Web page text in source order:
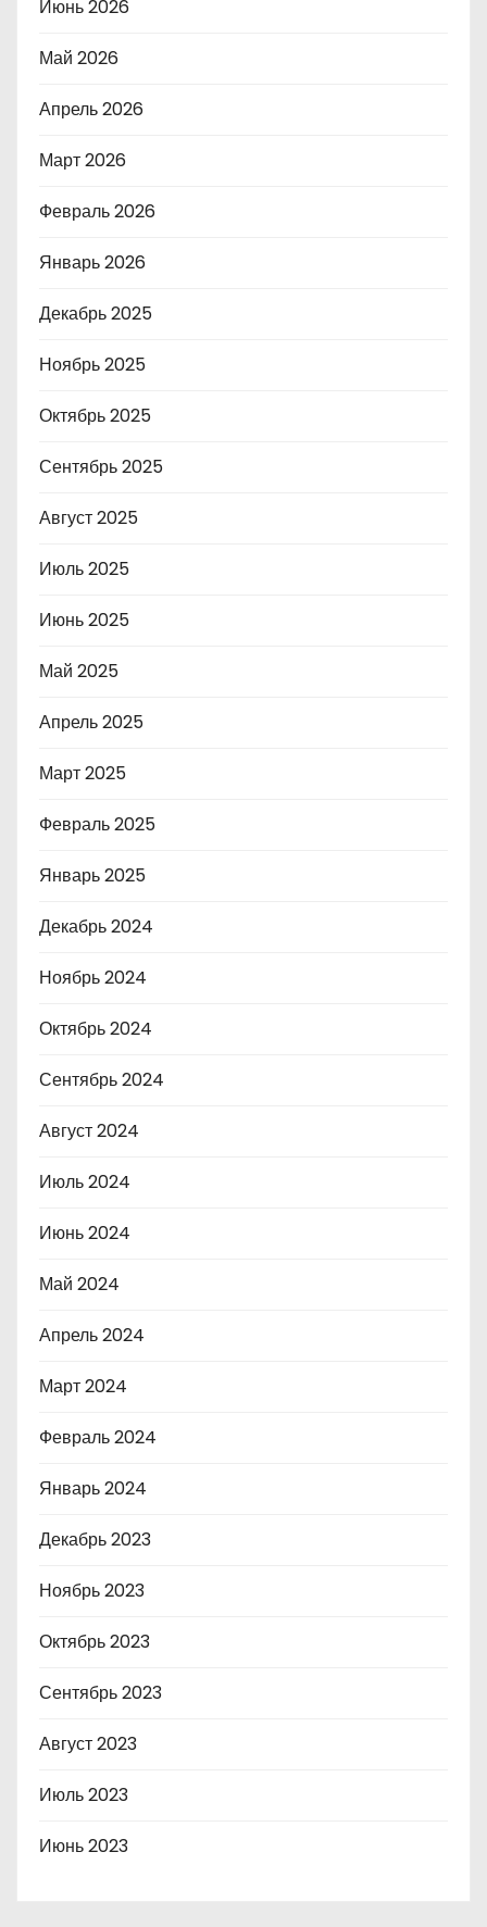
Июнь 2026
Май 2026
Апрель 2026
Март 2026
Февраль 2026
Январь 2026
Декабрь 2025
Ноябрь 2025
Октябрь 2025
Сентябрь 2025
Август 2025
Июль 2025
Июнь 2025
Май 2025
Апрель 2025
Март 2025
Февраль 2025
Январь 2025
Декабрь 2024
Ноябрь 2024
Октябрь 2024
Сентябрь 2024
Август 2024
Июль 2024
Июнь 2024
Май 2024
Апрель 2024
Март 2024
Февраль 2024
Январь 2024
Декабрь 2023
Ноябрь 2023
Октябрь 2023
Сентябрь 2023
Август 2023
Июль 2023
Июнь 2023